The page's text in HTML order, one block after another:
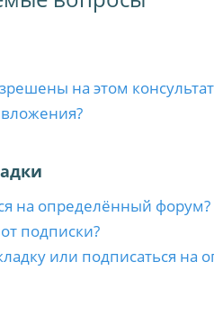
на этом
на определённый форум?
подписки?
или подписаться на